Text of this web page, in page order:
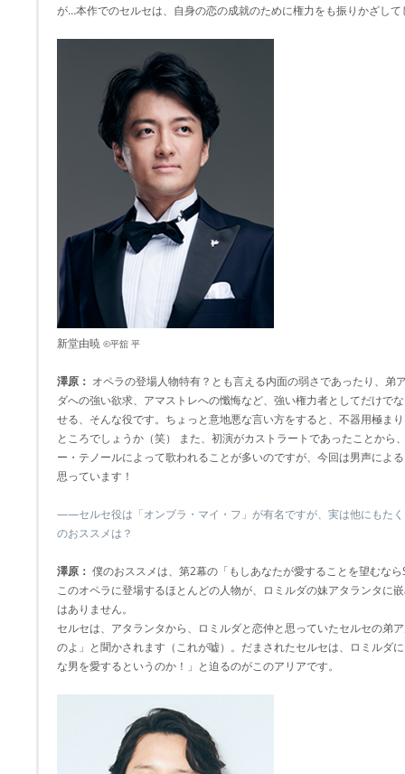
が…本作でのセルセは、自身の恋の成就のために権力をも振りかざし
新堂由暁 ©平舘 平
澤原： オペラの登場人物特有？とも言える内面の弱さであったり、弟
ダへの強い欲求、アマストレへの懺悔など、強い権力者としてだけで
せる、そんな役です。ちょっと意地悪な言い方をすると、不器用極ま
ところでしょうか（笑） また、初演がカストラートであったことから
ー・テノールによって歌われることが多いのですが、今回は男声によ
思っています！
――セルセ役は「オンブラ・マイ・フ」が有名ですが、実は他にもた
のおススメは？
澤原： 僕のおススメは、第2幕の「もしあなたが愛することを望むな
このオペラに登場するほとんどの人物が、ロミルダの妹アタランタに
はありません。
セルセは、アタランタから、ロミルダと恋仲と思っていたセルセの弟
のよ」と聞かされます（これが嘘）。だまされたセルセは、ロミルダ
な男を愛するというのか！」と迫るのがこのアリアです。